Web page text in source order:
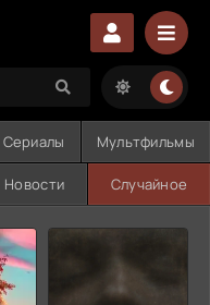
Сериалы Мультфильмы
Новости Случайное